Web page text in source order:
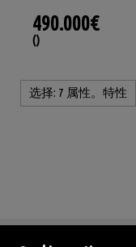
490.000€
()
选择: 7 属性。特性